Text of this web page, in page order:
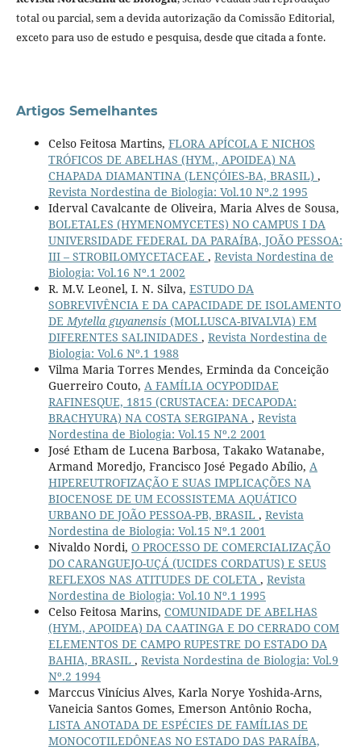
total ou parcial, sem a devida autorização da Comissão Editorial,
exceto para uso de estudo e pesquisa, desde que citada a fonte.
Artigos Semelhantes
Celso Feitosa Martins, FLORA APÍCOLA E NICHOS
TRÓFICOS DE ABELHAS (HYM., APOIDEA) NA
CHAPADA DIAMANTINA (LENÇÓIES-BA, BRASIL) ,
Revista Nordestina de Biologia: Vol.10 Nº.2 1995
Iderval Cavalcante de Oliveira, Maria Alves de Sousa,
BOLETALES (HYMENOMYCETES) NO CAMPUS I DA
UNIVERSIDADE FEDERAL DA PARAÍBA, JOÃO PESSOA:
III – STROBILOMYCETACEAE , Revista Nordestina de
Biologia: Vol.16 Nº.1 2002
R. M.V. Leonel, I. N. Silva, ESTUDO DA
SOBREVIVÊNCIA E DA CAPACIDADE DE ISOLAMENTO
DE Mytella guyanensis (MOLLUSCA-BIVALVIA) EM
DIFERENTES SALINIDADES , Revista Nordestina de
Biologia: Vol.6 Nº.1 1988
Vilma Maria Torres Mendes, Erminda da Conceição
Guerreiro Couto, A FAMÍLIA OCYPODIDAE
RAFINESQUE, 1815 (CRUSTACEA: DECAPODA:
BRACHYURA) NA COSTA SERGIPANA , Revista
Nordestina de Biologia: Vol.15 Nº.2 2001
José Etham de Lucena Barbosa, Takako Watanabe,
Armand Moredjo, Francisco José Pegado Abílio, A
HIPEREUTROFIZAÇÃO E SUAS IMPLICAÇÕES NA
BIOCENOSE DE UM ECOSSISTEMA AQUÁTICO
URBANO DE JOÃO PESSOA-PB, BRASIL , Revista
Nordestina de Biologia: Vol.15 Nº.1 2001
Nivaldo Nordi, O PROCESSO DE COMERCIALIZAÇÃO
DO CARANGUEJO-UÇÁ (UCIDES CORDATUS) E SEUS
REFLEXOS NAS ATITUDES DE COLETA , Revista
Nordestina de Biologia: Vol.10 Nº.1 1995
Celso Feitosa Marins, COMUNIDADE DE ABELHAS
(HYM., APOIDEA) DA CAATINGA E DO CERRADO COM
ELEMENTOS DE CAMPO RUPESTRE DO ESTADO DA
BAHIA, BRASIL , Revista Nordestina de Biologia: Vol.9
Nº.2 1994
Marccus Vinícius Alves, Karla Norye Yoshida-Arns,
Vaneicia Santos Gomes, Emerson Antônio Rocha,
LISTA ANOTADA DE ESPÉCIES DE FAMÍLIAS DE
MONOCOTILEDÔNEAS NO ESTADO DAS PARAÍBA,